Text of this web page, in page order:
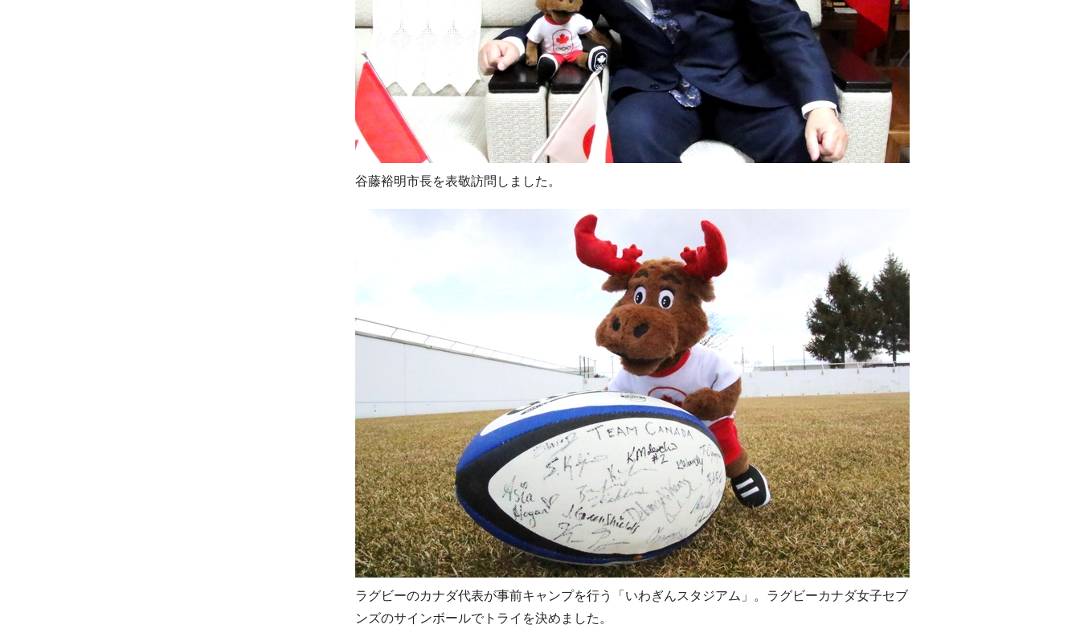
谷藤裕明市長を表敬訪問しました。
ラグビーのカナダ代表が事前キャンプを行う「いわぎんスタジアム」。ラグビーカナダ女子セブ
ンズのサインボールでトライを決めました。